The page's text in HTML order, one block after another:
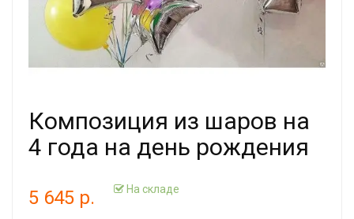
Композиция из шаров на
4 года на день рождения
5 645 р. На складе